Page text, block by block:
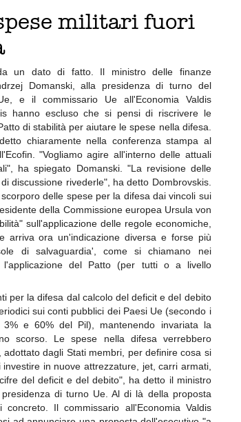
militari fuori
un dato di fatto. Il ministro delle finanze
Domanski, alla presidenza di turno del
e il commissario Ue all'Economia Valdis
hanno escluso che si pensi di riscrivere le
di stabilità per aiutare le spese nella difesa.
chiaramente nella conferenza stampa al
"Vogliamo agire all'interno delle attuali
ha spiegato Domanski. "La revisione delle
discussione rivederle", ha detto Dombrovskis.
delle spese per la difesa dai vincoli sui
della Commissione europea Ursula von
sull'applicazione delle regole economiche,
arriva ora un'indicazione diversa e forse più
di salvaguardia', come si chiamano nei
l'applicazione del Patto (per tutti o a livello
per la difesa dal calcolo del deficit e del debito
sui conti pubblici dei Paesi Ue (secondo i
e 60% del Pil), mantenendo invariata la
scorso. Le spese nella difesa verrebbero
dagli Stati membri, per definire cosa si
in nuove attrezzature, jet, carri armati,
del deficit e del debito", ha detto il ministro
di turno Ue. Al di là della proposta
Il commissario all'Economia Valdis